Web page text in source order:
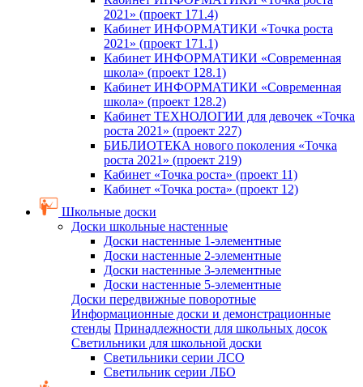
2021» (проект 171.4)
Кабинет ИНФОРМАТИКИ «Точка роста
2021» (проект 171.1)
Кабинет ИНФОРМАТИКИ «Современная
школа» (проект 128.1)
Кабинет ИНФОРМАТИКИ «Современная
школа» (проект 128.2)
Кабинет ТЕХНОЛОГИИ для девочек «Точка
роста 2021» (проект 227)
БИБЛИОТЕКА нового поколения «Точка
роста 2021» (проект 219)
Кабинет «Точка роста» (проект 11)
Кабинет «Точка роста» (проект 12)
Школьные доски
Доски школьные настенные
Доски настенные 1-элементные
Доски настенные 2-элементные
Доски настенные 3-элементные
Доски настенные 5-элементные
Доски передвижные поворотные
Информационные доски и демонстрационные
стенды Принадлежности для школьных досок
Светильники для школьной доски
Светильники серии ЛСО
Светильник серии ЛБО